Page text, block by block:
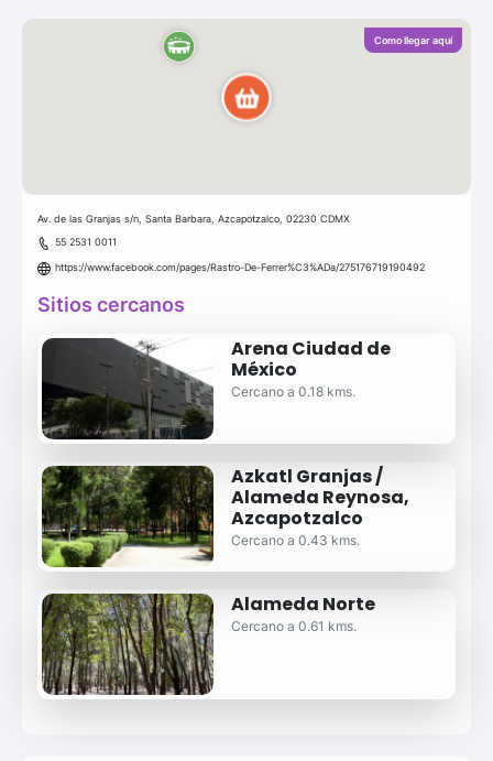
Como llegar aquí
Av. de las Granjas s/n, Santa Barbara, Azcapotzalco, 02230 CDMX
55 2531 0011
https://www.facebook.com/pages/Rastro-De-Ferrer%C3%ADa/275176719190492
Sitios cercanos
Arena Ciudad de
México
Cercano a 0.18 kms.
Azkatl Granjas /
Alameda Reynosa,
Azcapotzalco
Cercano a 0.43 kms.
Alameda Norte
Cercano a 0.61 kms.